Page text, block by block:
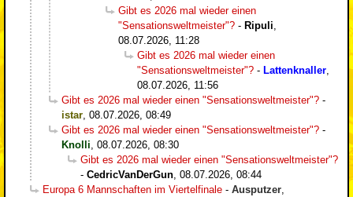
Gibt es 2026 mal wieder einen
"Sensationsweltmeister"? - Ripuli
08.07.2026, 11:28
Gibt es 2026 mal wieder einen
"Sensationsweltmeister"? - Lattenknaller
08.07.2026, 11:56
Gibt es 2026 mal wieder einen "Sensationsweltmeister"? -
istar 08.07.2026, 08:49
Gibt es 2026 mal wieder einen "Sensationsweltmeister"? -
Knolli 08.07.2026, 08:30
Gibt es 2026 mal wieder einen "Sensationsweltmeister"?
- CedricVanDerGun 08.07.2026, 08:44
Europa 6 Mannschaften im Viertelfinale - Ausputzer